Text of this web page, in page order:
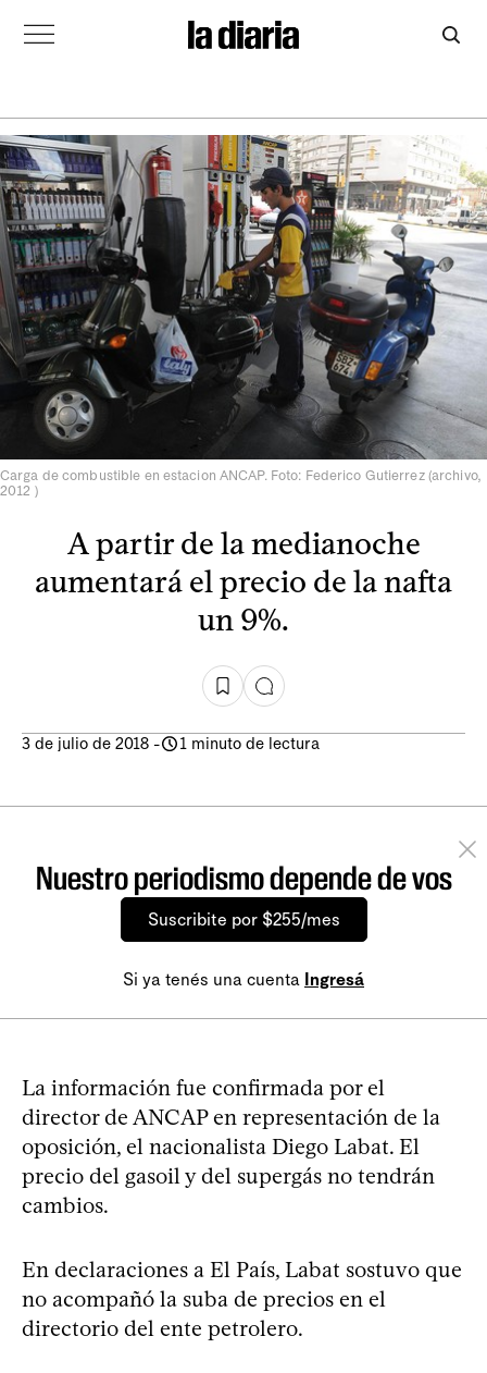
Carga de combustible en estacion ANCAP. Foto: Federico Gutierrez (archivo,
2012 )
A partir de la medianoche
aumentará el precio de la nafta
un 9%.
3 de julio de 2018 - 1 minuto de lectura
Nuestro periodismo depende de vos
Suscribite por $255/mes
Si ya tenés una cuenta Ingresá
La información fue confirmada por el
director de ANCAP en representación de la
oposición, el nacionalista Diego Labat. El
precio del gasoil y del supergás no tendrán
cambios.
En declaraciones a El País, Labat sostuvo que
no acompañó la suba de precios en el
directorio del ente petrolero.